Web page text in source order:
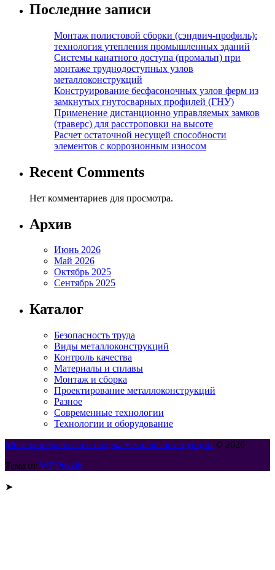
Последние записи
Монтаж полистовой сборки (сэндвич-профиль):
технология утепления промышленных зданий
Системы канатного доступа (промальп) при
монтаже труднодоступных узлов
металлоконструкций
Конструирование бесфасоночных узлов ферм из
замкнутых гнутосварных профилей (ГНУ)
Применение дистанционно управляемых замков
(траверс) для расстроповки на высоте
Расчет остаточной несущей способности
элементов с коррозионным износом
Recent Comments
Нет комментариев для просмотра.
Архив
Июнь 2026
Май 2026
Октябрь 2025
Сентябрь 2025
Каталог
Безопасность труда
Виды металлоконструкций
Контроль качества
Материалы и сплавы
Монтаж и сборка
Проектирование металлоконструкций
Разное
Современные технологии
Технологии и оборудование
Металлообработка и сборка металлоконструкций © 2026
Тема от WP Puzzle
➤